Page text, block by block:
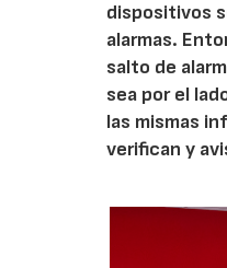
dispositivos
alarmas.
salto de
sea por el
las mismas
verifican y